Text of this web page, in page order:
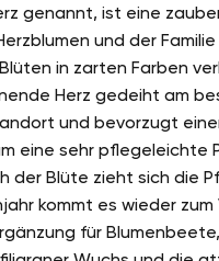
genannt, ist eine
und der
in zarten Farben
Herz gedeiht am
und bevorzugt
eine sehr pflegeleichte
der Blüte zieht sich die
kommt es wieder
für